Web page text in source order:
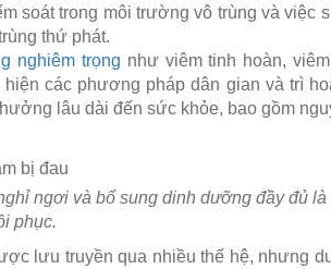
soát trong môi trường vô trùng và việc
thứ phát.
nghiêm trọng như viêm tinh hoàn,
các phương pháp dân gian và trì
lâu dài đến sức khỏe, bao gồm
ngơi và bổ sung dinh dưỡng đầy đủ là
phục.
lưu truyền qua nhiều thế hệ, nhưng